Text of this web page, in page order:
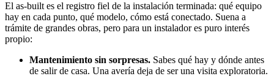
El as-built es el registro fiel de la instalación terminada: qué equipo
hay en cada punto, qué modelo, cómo está conectado. Suena a
trámite de grandes obras, pero para un instalador es puro interés
propio:
Mantenimiento sin sorpresas. Sabes qué hay y dónde antes
de salir de casa. Una avería deja de ser una visita exploratoria.